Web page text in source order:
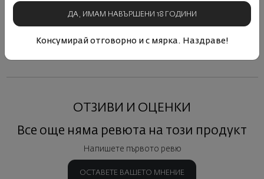
Виж подобни продукти Виж подобни продукти
ОТЗИВИ И ОЦЕНКИ
Все още няма ревюта на този продукт
Напишете първото ревю
ОСТАВЕТЕ ВАШЕТО МНЕНИЕ
ДА, ИМАМ НАВЪРШЕНИ 18 ГОДИНИ
Консумирай отговорно и с мярка. Наздраве!